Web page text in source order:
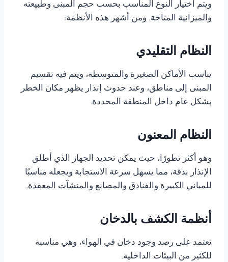
ويتم اختيار النوع المناسب بحسب حجم المبنى وطبيعته
والميزانية المتاحة. ومن أشهر هذه الأنظمة:
النظام التقليدي
يناسب الأماكن الصغيرة والمتوسطة، ويتم فيه تقسيم
المبنى إلى مناطق، وعند حدوث إنذار يظهر مكان الخطر
بشكل عام داخل المنطقة المحددة.
النظام المعنون
وهو أكثر تطورًا، حيث يمكن تحديد الجهاز الذي أطلق
الإنذار بدقة، مما يسهل سرعة الاستجابة ويجعله مناسبًا
للمباني الكبيرة والفنادق والمصانع والمنشآت المعقدة.
أنظمة الكشف بالدخان
تعتمد على رصد وجود دخان في الهواء، وهي مناسبة
للكثير من البيئات الداخلية.